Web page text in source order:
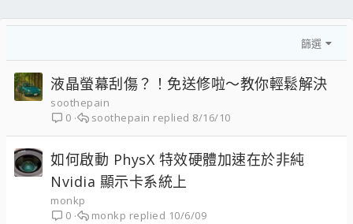
篩選
液晶螢幕刮傷？！免送修啦～教你輕鬆解決
soothepain
0
8/16/10
soothepain
如何啟動 PhysX 特效硬體加速在於非純
Nvidia 顯示卡系統上
monkp
0
10/6/09
monkp